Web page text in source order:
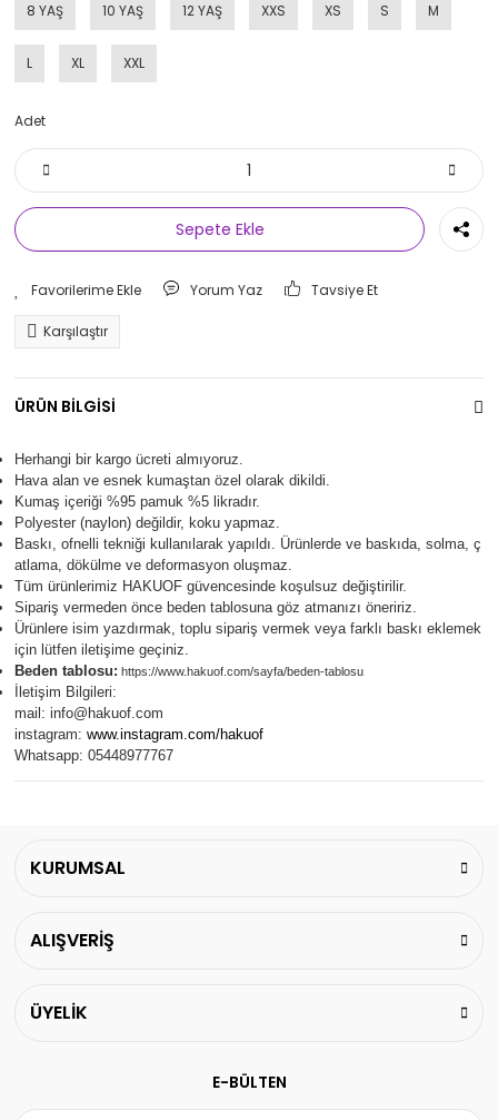
8 YAŞ 10 YAŞ 12 YAŞ XXS XS S M
L XL XXL
Adet
Sepete Ekle
Yorum Yaz Tavsiye Et
Karşılaştır
ÜRÜN BİLGİSİ
Herhangi bir kargo ücreti almıyoruz.
Hava alan ve esnek kumaştan özel olarak dikildi.
Kumaş içeriği %95 pamuk %5 likradır.
Polyester (naylon) değildir, koku yapmaz.
Baskı, ofnelli tekniği kullanılarak yapıldı. Ürünlerde ve baskıda, solma, ç
atlama, dökülme ve deformasyon oluşmaz.
Tüm ürünlerimiz HAKUOF güvencesinde koşulsuz değiştirilir.
Sipariş vermeden önce beden tablosuna göz atmanızı öneririz.
Ürünlere isim yazdırmak, toplu sipariş vermek veya farklı baskı eklemek
için lütfen iletişime geçiniz.
Beden tablosu: https://www.hakuof.com/sayfa/beden-tablosu
İletişim Bilgileri:
mail: info@hakuof.com
instagram: www.instagram.com/hakuof
Whatsapp: 05448977767
KURUMSAL
ALIŞVERİŞ
ÜYELİK
E-BÜLTEN